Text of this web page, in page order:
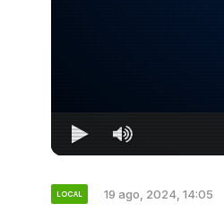
LOCAL 19 ago, 2024, 14:05